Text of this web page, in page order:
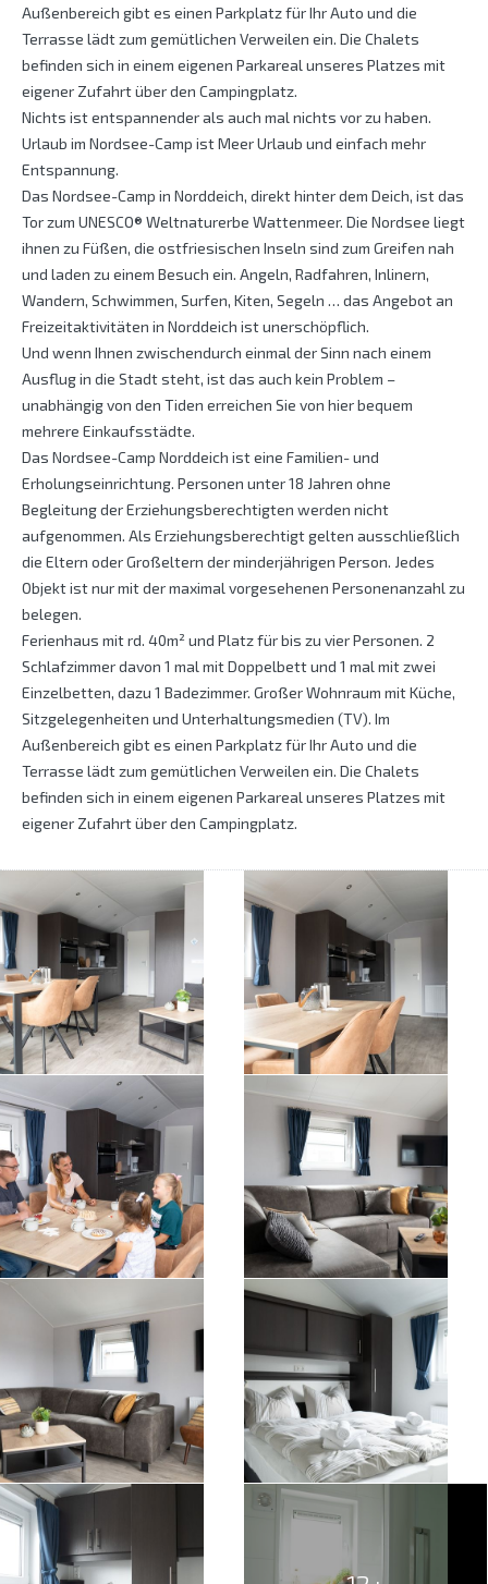
Außenbereich gibt es einen Parkplatz für Ihr Auto und die
Terrasse lädt zum gemütlichen Verweilen ein. Die Chalets
befinden sich in einem eigenen Parkareal unseres Platzes mit
eigener Zufahrt über den Campingplatz.
Nichts ist entspannender als auch mal nichts vor zu haben.
Urlaub im Nordsee-Camp ist Meer Urlaub und einfach mehr
Entspannung.
Das Nordsee-Camp in Norddeich, direkt hinter dem Deich, ist das
Tor zum UNESCO® Weltnaturerbe Wattenmeer. Die Nordsee liegt
ihnen zu Füßen, die ostfriesischen Inseln sind zum Greifen nah
und laden zu einem Besuch ein. Angeln, Radfahren, Inlinern,
Wandern, Schwimmen, Surfen, Kiten, Segeln … das Angebot an
Freizeitaktivitäten in Norddeich ist unerschöpflich.
Und wenn Ihnen zwischendurch einmal der Sinn nach einem
Ausflug in die Stadt steht, ist das auch kein Problem –
unabhängig von den Tiden erreichen Sie von hier bequem
mehrere Einkaufsstädte.
Das Nordsee-Camp Norddeich ist eine Familien- und
Erholungseinrichtung. Personen unter 18 Jahren ohne
Begleitung der Erziehungsberechtigten werden nicht
aufgenommen. Als Erziehungsberechtigt gelten ausschließlich
die Eltern oder Großeltern der minderjährigen Person. Jedes
Objekt ist nur mit der maximal vorgesehenen Personenanzahl zu
belegen.
Ferienhaus mit rd. 40m² und Platz für bis zu vier Personen. 2
Schlafzimmer davon 1 mal mit Doppelbett und 1 mal mit zwei
Einzelbetten, dazu 1 Badezimmer. Großer Wohnraum mit Küche,
Sitzgelegenheiten und Unterhaltungsmedien (TV). Im
Außenbereich gibt es einen Parkplatz für Ihr Auto und die
Terrasse lädt zum gemütlichen Verweilen ein. Die Chalets
befinden sich in einem eigenen Parkareal unseres Platzes mit
eigener Zufahrt über den Campingplatz.